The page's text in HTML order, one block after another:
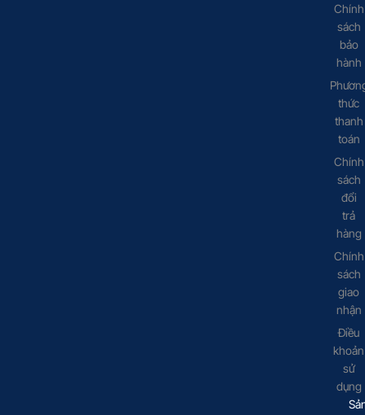
Chính
sách
bảo
hành
thức
thanh
toán
Chính
sách
đổi
trả
hàng
Chính
sách
giao
nhận
Điều
khoản
sử
dụng